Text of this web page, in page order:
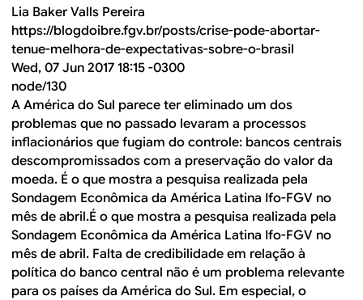
Lia Baker Valls Pereira
https://blogdoibre.fgv.br/posts/crise-pode-abortar-
tenue-melhora-de-expectativas-sobre-o-brasil
Wed, 07 Jun 2017 18:15 -0300
node/130
A América do Sul parece ter eliminado um dos
problemas que no passado levaram a processos
inflacionários que fugiam do controle: bancos centrais
descompromissados com a preservação do valor da
moeda. É o que mostra a pesquisa realizada pela
Sondagem Econômica da América Latina Ifo-FGV no
mês de abril.É o que mostra a pesquisa realizada pela
Sondagem Econômica da América Latina Ifo-FGV no
mês de abril. Falta de credibilidade em relação à
política do banco central não é um problema relevante
para os países da América do Sul. Em especial, o